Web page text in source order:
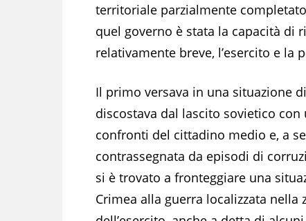
territoriale parzialmente
quel governo è stata la capacità di
relativamente breve, l’esercito e la
Il primo versava in una situazione
discostava dal lascito sovietico
confronti del cittadino medio e, a
contrassegnata da episodi di
si è trovato a fronteggiare una
Crimea alla guerra localizzata nella